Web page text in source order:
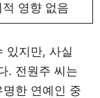
영향 없음
있지만, 사실
. 전원주 씨는
한 연예인 중